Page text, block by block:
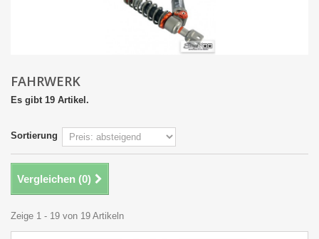
FAHRWERK
Es gibt 19 Artikel.
Sortierung
Vergleichen (0)
Zeige 1 - 19 von 19 Artikeln